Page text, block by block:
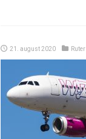
21. august 2020 Ruter